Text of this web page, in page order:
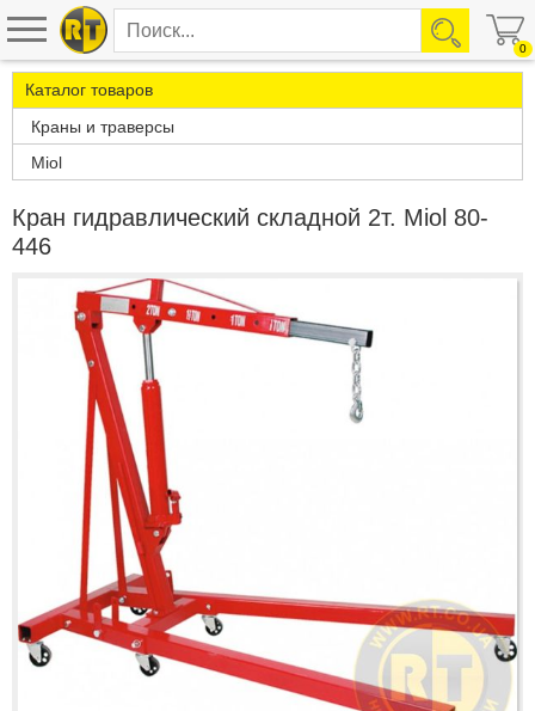
0
Каталог товаров
Краны и траверсы
Miol
Кран гидравлический складной 2т. Miol 80-
446